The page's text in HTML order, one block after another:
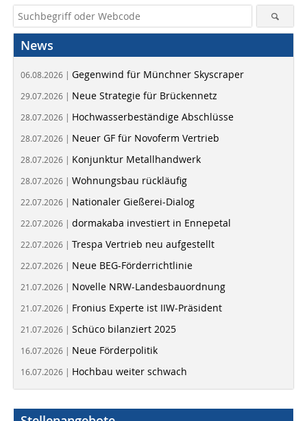
News
06.08.2026 | Gegenwind für Münchner Skyscraper
29.07.2026 | Neue Strategie für Brückennetz
28.07.2026 | Hochwasserbeständige Abschlüsse
28.07.2026 | Neuer GF für Novoferm Vertrieb
28.07.2026 | Konjunktur Metallhandwerk
28.07.2026 | Wohnungsbau rückläufig
22.07.2026 | Nationaler Gießerei-Dialog
22.07.2026 | dormakaba investiert in Ennepetal
22.07.2026 | Trespa Vertrieb neu aufgestellt
22.07.2026 | Neue BEG-Förderrichtlinie
21.07.2026 | Novelle NRW-Landesbauordnung
21.07.2026 | Fronius Experte ist IIW-Präsident
21.07.2026 | Schüco bilanziert 2025
16.07.2026 | Neue Förderpolitik
16.07.2026 | Hochbau weiter schwach